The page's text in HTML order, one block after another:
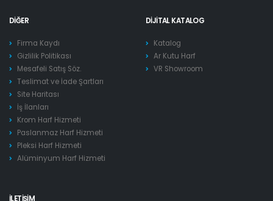
DIĞER
Firma Kaydı
Gizlilik Politikası
Mesafeli Satış Söz.
Teslimat ve İade Şartları
Site Haritası
İş İlanları
Krom Harf Hizmeti
Paslanmaz Harf Hizmeti
Pleksi Harf Hizmeti
Alüminyum Harf Hizmeti
DIJITAL KATALOG
Katalog
Ar Kutu Harf
VR Showroom
İLETIŞIM